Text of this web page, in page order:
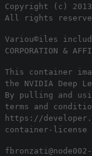
Copyright (c)
All rights
Variou©iles
CORPORATION &
This container
the NVIDIA Deep
By pulling and
terms and
https://
container-license